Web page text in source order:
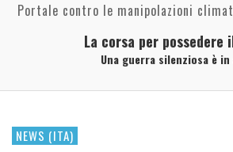
Portale contro le manipolazioni
La corsa per possedere
Una guerra silenziosa è
NEWS (ITA)